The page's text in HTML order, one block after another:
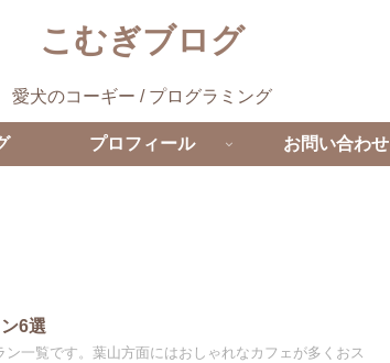
こむぎブログ
愛犬のコーギー / プログラミング
プロフィール お問い合わせ
6選
一覧です。葉山方面にはおしゃれなカフェが多くおス